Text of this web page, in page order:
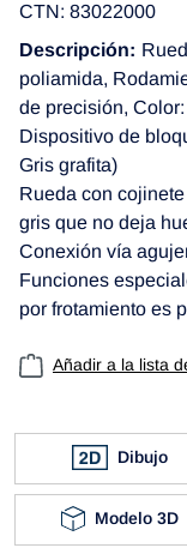
CTN: 83022000
Descripción:
poliamida,
de precisión,
Dispositivo de
Gris grafita)
Rueda con
gris que no deja
Conexión vía
Funciones
por frotamiento es
Añadir a la lista
Dibujo
Modelo 3D